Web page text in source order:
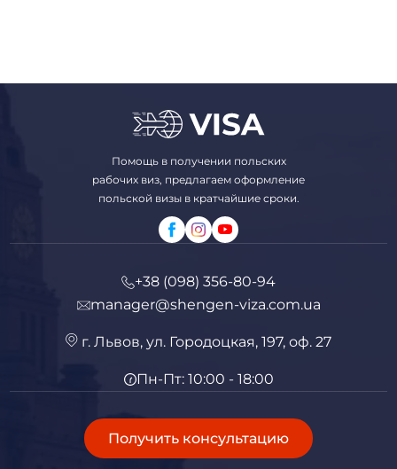
Помощь в получении польских
рабочих виз, предлагаем оформление
польской визы в кратчайшие сроки.
+38 (098) 356-80-94
manager@shengen-viza.com.ua
г. Львов, ул. Городоцкая, 197, оф. 27
Пн-Пт: 10:00 - 18:00
Получить консультацию